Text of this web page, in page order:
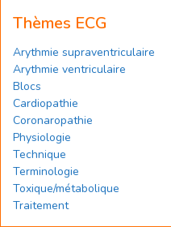
Thèmes ECG
Arythmie supraventriculaire
Arythmie ventriculaire
Blocs
Cardiopathie
Coronaropathie
Physiologie
Technique
Terminologie
Toxique/métabolique
Traitement